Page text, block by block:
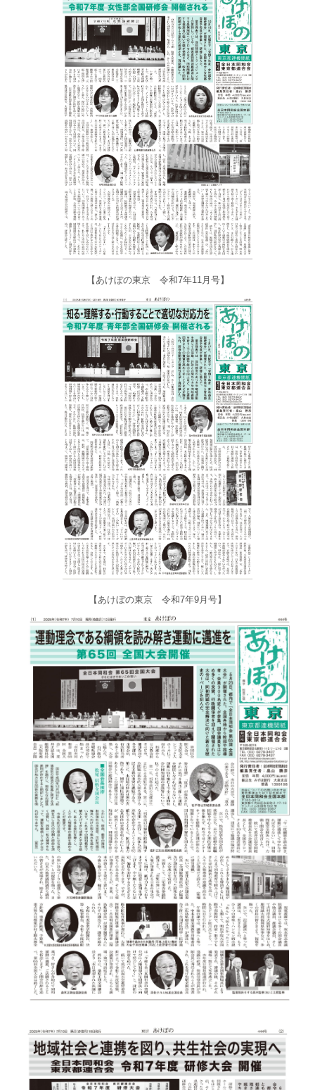
【あけぼの東京 令和7年11月号】
【あけぼの東京 令和7年9月号】